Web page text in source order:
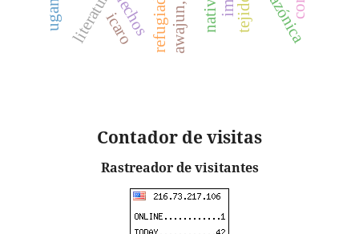
hechos
icaro tejido
refugiados
Contador de visitas
Rastreador de visitantes